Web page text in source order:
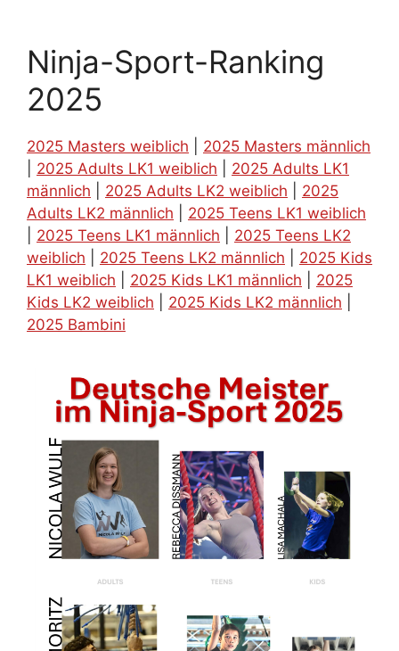
Ninja-Sport-Ranking
2025
2025 Masters weiblich
2025 Masters männlich
2025 Adults LK1 weiblich
2025 Adults LK1
männlich
2025 Adults LK2 weiblich
2025
Adults LK2 männlich
2025 Teens LK1 weiblich
2025 Teens LK1 männlich
2025 Teens LK2
weiblich
2025 Teens LK2 männlich
2025 Kids
LK1 weiblich
2025 Kids LK1 männlich
2025
Kids LK2 weiblich
2025 Kids LK2 männlich
2025 Bambini